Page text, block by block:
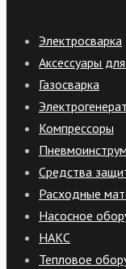
Электросварка
Аксессуары
Газосварка
Компрессоры
Средства
Расходные
Насосное
НАКС
Тепловое